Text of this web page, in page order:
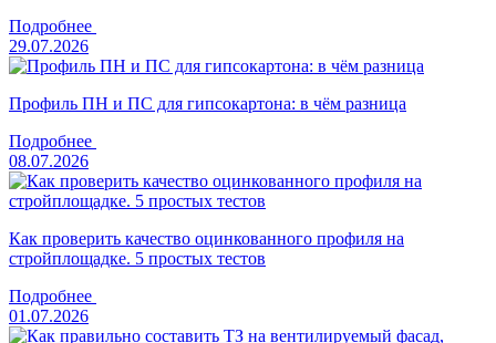
Подробнее
29.07.2026
Профиль ПН и ПС для гипсокартона: в чём разница
Подробнее
08.07.2026
Как проверить качество оцинкованного профиля на
стройплощадке. 5 простых тестов
Подробнее
01.07.2026